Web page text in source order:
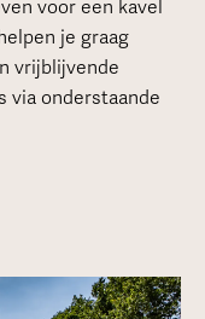
voor een kavel
je graag
vrijblijvende
via onderstaande